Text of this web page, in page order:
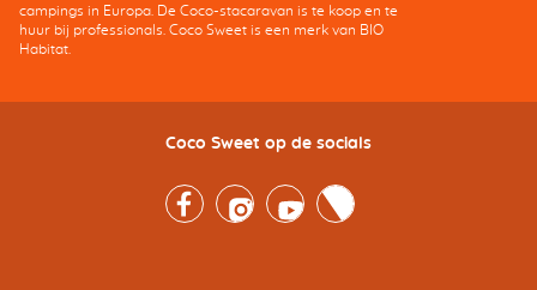
campings in Europa. De Coco-stacaravan is te koop en te
huur bij professionals. Coco Sweet is een merk van BIO
Habitat.
Coco Sweet op de socials
FacebookInstagramYoutubeTwitter